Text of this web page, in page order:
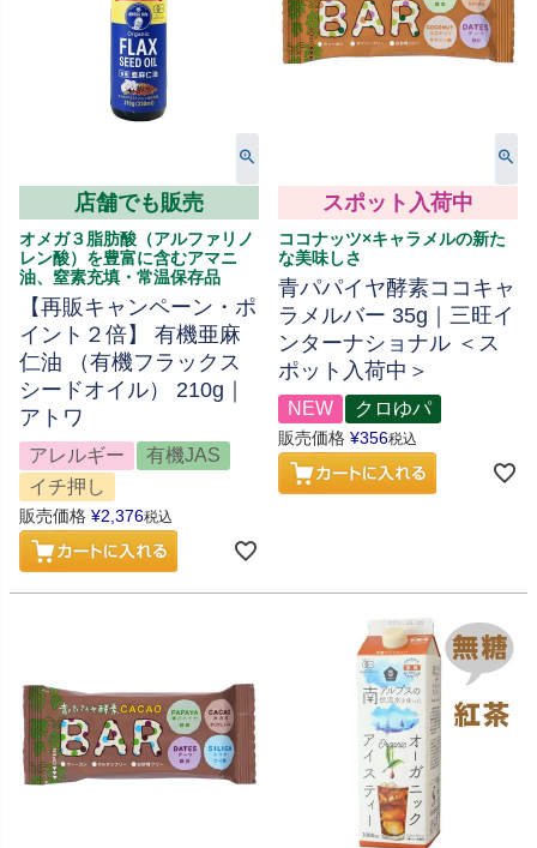
店舗でも販売
オメガ３脂肪酸（アルファリノ
レン酸）を豊富に含むアマニ
油、窒素充填・常温保存品
【再販キャンペーン・ポ
イント２倍】 有機亜麻
仁油 （有機フラックス
シードオイル） 210g｜
アトワ
アレルギー
有機JAS
イチ押し
販売価格 ¥2,376税込
スポット入荷中
ココナッツ×キャラメルの新た
な美味しさ
青パパイヤ酵素ココキャ
ラメルバー 35g｜三旺イ
ンターナショナル ＜ス
ポット入荷中＞
NEW クロゆパ
販売価格 ¥356税込